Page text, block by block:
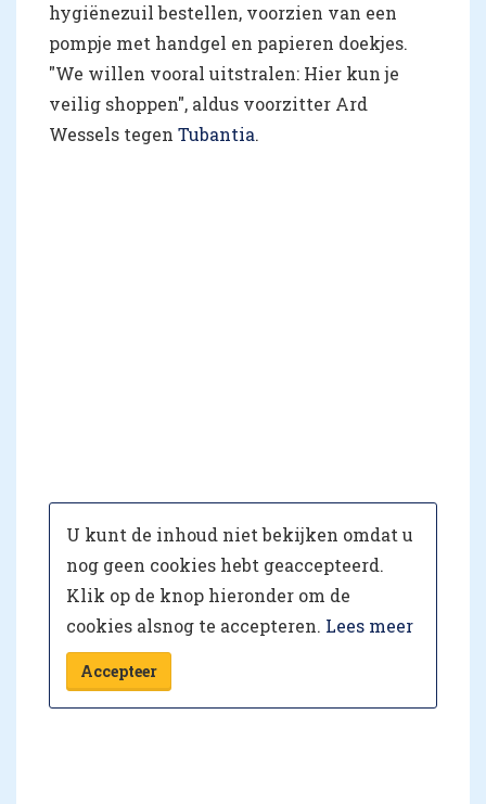
hygiënezuil bestellen, voorzien van een
pompje met handgel en papieren doekjes.
"We willen vooral uitstralen: Hier kun je
veilig shoppen", aldus voorzitter Ard
Wessels tegen Tubantia.
U kunt de inhoud niet bekijken omdat u
nog geen cookies hebt geaccepteerd.
Klik op de knop hieronder om de
cookies alsnog te accepteren. Lees meer
Accepteer